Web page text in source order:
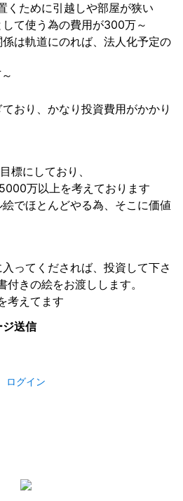
くために引越しや部屋が狭い
て使う為の費用が300万～
は軌道にのれば、法人化予定の
おり、かなり投資費用がかかり
標にしており、
万以上を考えております
でほとんどやる為、そこに価値
ってくだされば、投資して下さ
付きの絵をお渡しします。
考えてます
ジ送信
ログイン